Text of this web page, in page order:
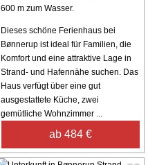
600 m zum Wasser.
Dieses schöne Ferienhaus bei
Bønnerup ist ideal für Familien, die
Komfort und eine attraktive Lage in
Strand- und Hafennähe suchen. Das
Haus verfügt über eine gut
ausgestattete Küche, zwei
gemütliche Wohnzimmer ...
ab 484 €